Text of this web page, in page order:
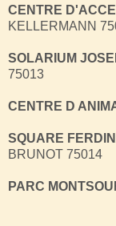
CENTRE
KELLERMANN
SOLARIUM
75013
CENTRE D
SQUARE
BRUNOT 75014
PARC